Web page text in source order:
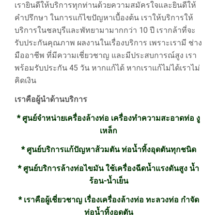
เรายินดีให้บริการทุกท่านด้วยความสมัครใจและยินดีให้
คำปรึกษา ในการแก้ไขปัญหาเบื้องต้น เราให้บริการให้
บริการในชลบุรีและพัทยามามากกว่า 10 ปี เรากล้าที่จะ
รับประกันคุณภาพ ผลงานในเรื่องบริการ เพราะเรามี ช่าง
มืออาชีพ ที่มีความเชี่ยวชาญ และมีประสบการณ์สูง เรา
พร้อมรับประกัน 45 วัน หากแก้ได้ หากเราแก้ไม่ได้เราไม่
คิดเงิน
เราคือผู้นำด้านบริการ
* ศูนย์จำหน่ายเครื่องล้างท่อ เครื่องทำความสะอาดท่อ งู
เหล็ก
* ศูนย์บริการแก้ปัญหาส้วมตัน ท่อน้ำทิ้งอุดตันทุกชนิด
* ศูนย์บริการล้างท่อไขมัน ใช้เครื่องฉีดน้ำแรงดันสูง น้ำ
ร้อน-น้ำเย็น
* เราคือผู้เชี่ยวชาญ เรื่องเครื่องล้างท่อ ทะลวงท่อ กำจัด
ท่อน้ำทิ้งอุดตัน